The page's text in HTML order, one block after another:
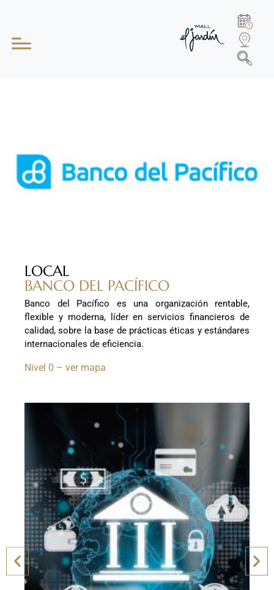
LOCAL
BANCO DEL PACÍFICO
Banco del Pacífico es una organización rentable,
flexible y moderna, líder en servicios financieros de
calidad, sobre la base de prácticas éticas y estándares
internacionales de eficiencia.
Nivel 0 – ver mapa